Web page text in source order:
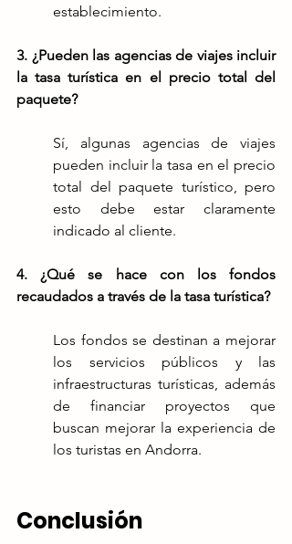
establecimiento.
3. ¿Pueden las agencias de viajes incluir
la tasa turística en el precio total del
paquete?
Sí, algunas agencias de viajes
pueden incluir la tasa en el precio
total del paquete turístico, pero
esto debe estar claramente
indicado al cliente.
4. ¿Qué se hace con los fondos
recaudados a través de la tasa turística?
Los fondos se destinan a mejorar
los servicios públicos y las
infraestructuras turísticas, además
de financiar proyectos que
buscan mejorar la experiencia de
los turistas en Andorra.
Conclusión